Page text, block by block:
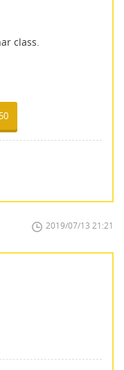
class.
50
2019/07/13 21:21